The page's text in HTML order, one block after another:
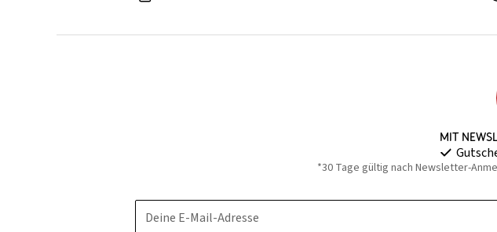
Mit
*30 Tage gültig nach Newsletter-
Deine E-Mail-Adresse